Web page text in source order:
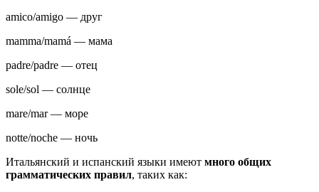
amico/amigo — друг
mamma/mamá — мама
padre/padre — отец
sole/sol — солнце
mare/mar — море
notte/noche — ночь
Итальянский и испанский языки имеют много общих
грамматических правил, таких как: